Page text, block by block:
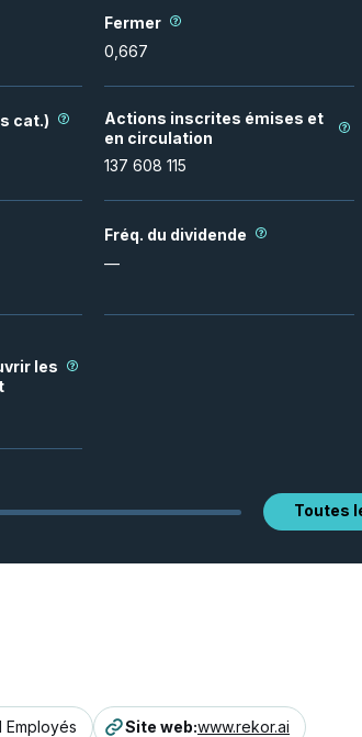
Fermer
0,667
cat.)
Actions inscrites émises et
en circulation
137 608 115
Fréq. du dividende
—
les
Toutes
Employés Site web:www.rekor.ai